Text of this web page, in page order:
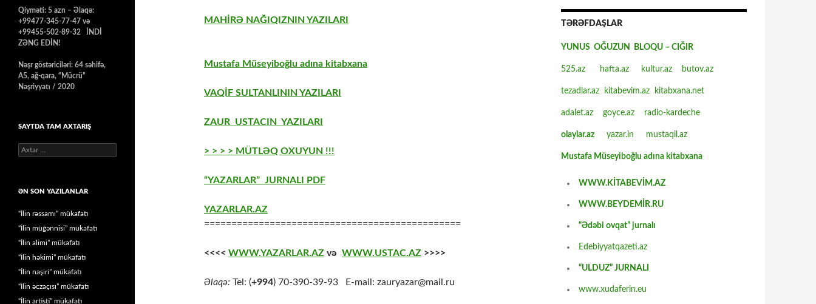
MAHİRƏ NAĞIQIZNIN YAZILARI
Mustafa Müseyiboğlu adına kitabxana
VAQİF SULTANLININ YAZILARI
ZAUR USTACIN YAZILARI
> > > > MÜTLƏQ OXUYUN !!!
“YAZARLAR” JURNALI PDF
YAZARLAR.AZ
===============================================
<<<< WWW.YAZARLAR.AZ və WWW.USTAC.AZ >>>>
Əlaqə: Tel: (+994) 70-390-39-93 E-mail: zauryazar@mail.ru
TƏRƏFDAŞLAR
YUNUS OĞUZUN BLOQU – CIĞIR
525.az hafta.az kultur.az butov.az
tezadlar.az kitabevim.az kitabxana.net
adalet.az goyce.az radio-kardeche
olaylar.az yazar.in mustaqil.az
Mustafa Müseyiboğlu adına kitabxana
WWW.KİTABEVİM.AZ
WWW.BEYDEMİR.RU
“Ədəbi ovqat” jurnalı
Edebiyyatqazeti.az
“ULDUZ” JURNALI
www.xudaferin.eu
Qiyməti: 5 azn – Əlaqə:
+99477-345-77-47 və
+99455-502-89-32 İNDİ
ZƏNG EDİN!
Nəşr göstəriciləri: 64 səhifə,
A5, ağ-qara, “Mücrü”
Nəşriyyatı / 2020
SAYTDA TAM AXTARIŞ
Axtarış:
ƏN SON YAZILANLAR
“İlin rəssamı” mükafatı
“İlin müğənnisi” mükafatı
“İlin alimi” mükafatı
“İlin həkimi” mükafatı
“İlin naşiri” mükafatı
“İlin əczaçısı” mükafatı
“İlin artisti” mükafatı